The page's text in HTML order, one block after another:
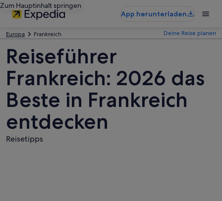
Zum Hauptinhalt springen
App herunterladen
Europa Frankreich Deine Reise planen
Reiseführer
Frankreich: 2026 das
Beste in Frankreich
entdecken
Reisetipps